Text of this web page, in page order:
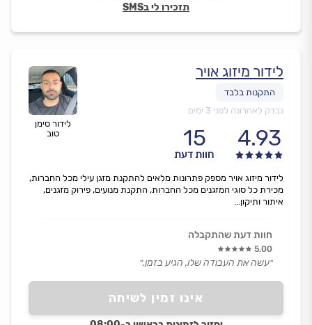
תזכירו לי בSMS
לידור סימן
טוב
לידור מיזוג אויר
נבדק לאחרונה לפני 3 ימים
4.93
15
חוות דעת
אינו זמין לשיחה
לידור מיזוג אויר מספק פתרונות מלאים להתקנת מזגן עילי מכל החברות,
מכירת כל סוגי המזגנים מכל החברות, התקנת מנועים, פירוק מזגנים,
איתור ותיקון...
חוות דעת שהתקבלה
5.00
״עשה את העבודה שלו, הגיע בזמן.״